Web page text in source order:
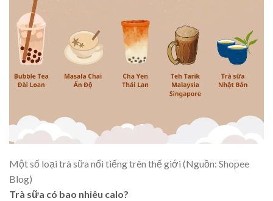
Một số loại trà sữa nổi tiếng trên thế giới (Nguồn: Shopee
Blog)
Trà sữa có bao nhiêu calo?